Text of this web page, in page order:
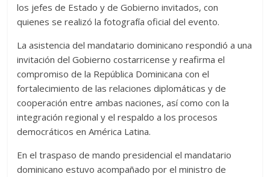
los jefes de Estado y de Gobierno invitados, con
quienes se realizó la fotografía oficial del evento.
La asistencia del mandatario dominicano respondió a una
invitación del Gobierno costarricense y reafirma el
compromiso de la República Dominicana con el
fortalecimiento de las relaciones diplomáticas y de
cooperación entre ambas naciones, así como con la
integración regional y el respaldo a los procesos
democráticos en América Latina.
En el traspaso de mando presidencial el mandatario
dominicano estuvo acompañado por el ministro de